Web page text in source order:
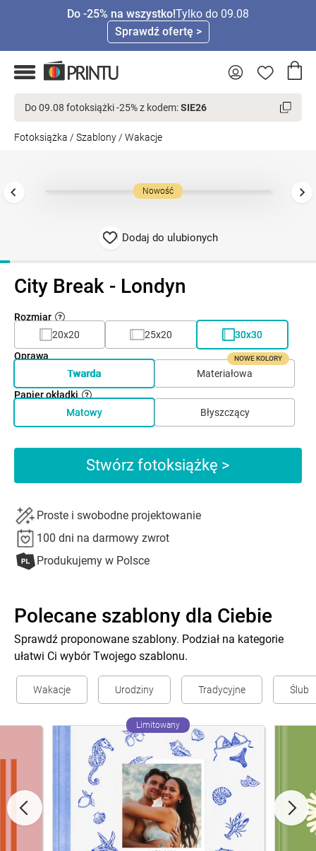
Do -25% na wszystko!Tylko do 09.08
Sprawdź ofertę >
Do 09.08 fotoksiążki -25% z kodem:SIE26
Fotoksiążka / Szablony / Wakacje
Nowość
Dodaj do ulubionych
City Break - Londyn
Rozmiar
20x20
25x20
30x30
Oprawa
Twarda
Materiałowa
NOWE KOLORY
Papier okładki
Matowy
Błyszczący
Stwórz fotoksiążkę >
Proste i swobodne projektowanie
100 dni na darmowy zwrot
Produkujemy w Polsce
Polecane szablony dla Ciebie
Sprawdź proponowane szablony. Podział na kategorie
ułatwi Ci wybór Twojego szablonu.
Wakacje Urodziny Tradycyjne Ślub
Limitowany